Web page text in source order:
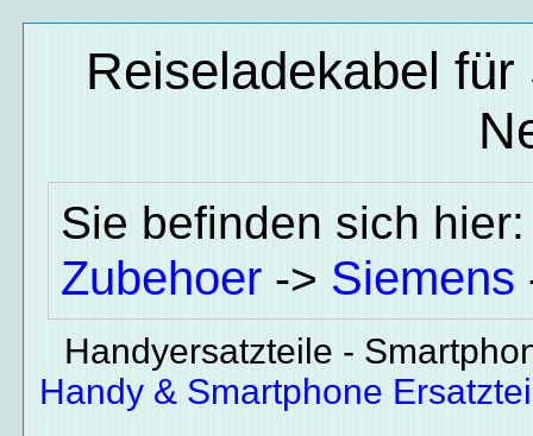
Reiseladekabel
Sie befinden sich
Zubehoer -> Siemens
Handyersatzteile -
Handy & Smartphone